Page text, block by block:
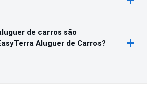
de carros são
Aluguer de Carros?